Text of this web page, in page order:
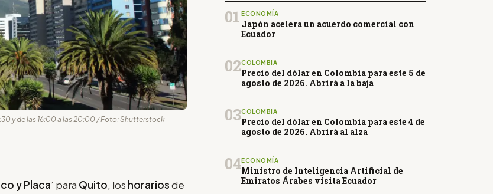
y de las 16:00 a las 20:00 / Foto: Shutterstock
y Placa’ para Quito, los horariosde
01 ECONOMÍA
Japón acelera un acuerdo comercial con
Ecuador
02COLOMBIA
Precio del dólar en Colombia para este 5 de
agosto de 2026. Abrirá a la baja
03COLOMBIA
Precio del dólar en Colombia para este 4 de
agosto de 2026. Abrirá al alza
04ECONOMÍA
Ministro de Inteligencia Artificial de
Emiratos Árabes visita Ecuador